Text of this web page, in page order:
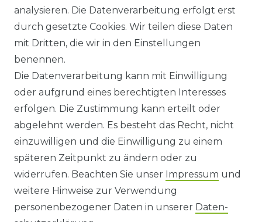
KONTAKT
ANFAHRT
WIDERRUFS­FORMULAR
HINWEISE ZUR BATTERIEENTSORGUNG
IMPRESSUM
AGB UND KUNDENINFORMATIONEN
DATENSCHUTZERKLÄRUNG
analysieren. Die Datenverarbeitung erfolgt erst
durch gesetzte Cookies. Wir teilen diese Daten
mit Dritten, die wir in den Einstellungen
benennen.
Die Datenverarbeitung kann mit Einwilligung
oder aufgrund eines berechtigten Interesses
erfolgen. Die Zustimmung kann erteilt oder
abgelehnt werden. Es besteht das Recht, nicht
einzuwilligen und die Einwilligung zu einem
späteren Zeitpunkt zu ändern oder zu
widerrufen. Beachten Sie unser Impressum und
weitere Hinweise zur Verwendung
personenbezogener Daten in unserer Daten­